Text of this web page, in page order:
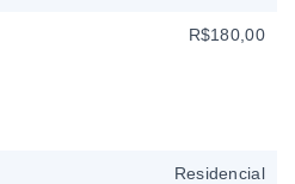
R$180,00
Residencial